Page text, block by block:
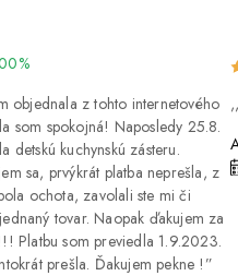
objednala z tohto internetového
som spokojná! Naposledy 25.8.
detskú kuchynskú zásteru.
sa, prvýkrát platba neprešla, z
ochota, zavolali ste mi či
tovar. Naopak ďakujem za
Platbu som previedla 1.9.2023.
prešla. Ďakujem pekne !